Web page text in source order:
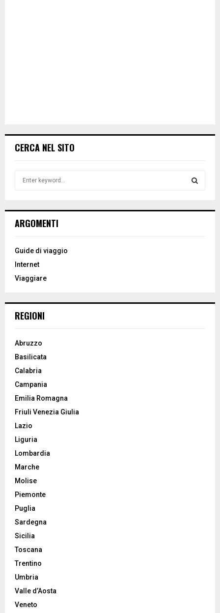
CERCA NEL SITO
h
o
:
ARGOMENTI
Guide di viaggio
Internet
Viaggiare
REGIONI
Abruzzo
Basilicata
Calabria
Campania
Emilia Romagna
Friuli Venezia Giulia
Lazio
Liguria
Lombardia
Marche
Molise
Piemonte
Puglia
Sardegna
Sicilia
Toscana
Trentino
Umbria
Valle d’Aosta
Veneto